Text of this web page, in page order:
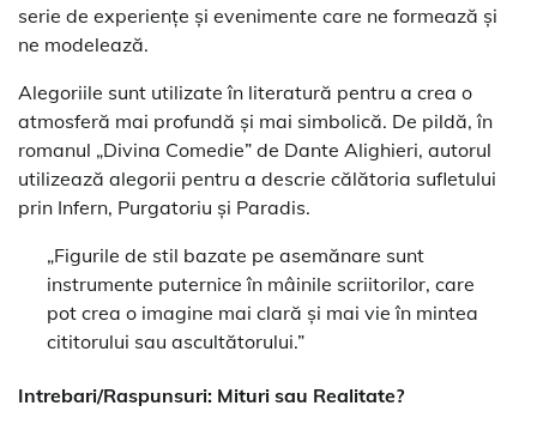
serie de experiențe și evenimente care ne formează și
ne modelează.
Alegoriile sunt utilizate în literatură pentru a crea o
atmosferă mai profundă și mai simbolică. De pildă, în
romanul „Divina Comedie” de Dante Alighieri, autorul
utilizează alegorii pentru a descrie călătoria sufletului
prin Infern, Purgatoriu și Paradis.
„Figurile de stil bazate pe asemănare sunt
instrumente puternice în mâinile scriitorilor, care
pot crea o imagine mai clară și mai vie în mintea
cititorului sau ascultătorului.”
Intrebari/Raspunsuri: Mituri sau Realitate?